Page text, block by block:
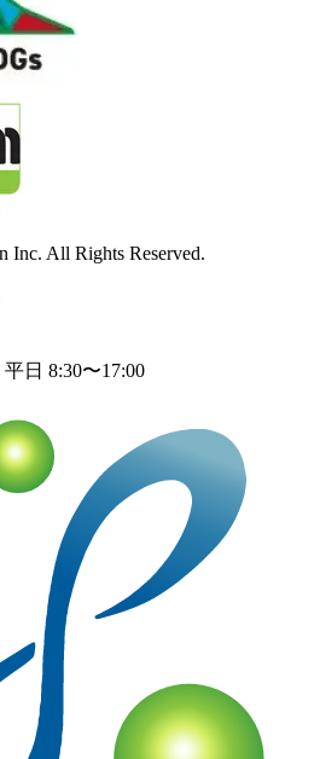
Inc. All Rights Reserved.
平日 8:30〜17:00